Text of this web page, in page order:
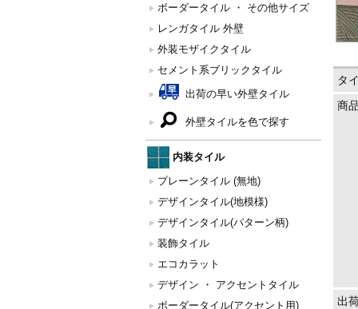
ボーダータイル ・ その他サイズ
レンガタイル 外壁
外装モザイクタイル
セメント系ブリックタイル
出荷の早い外壁タイル
外壁タイルを色で探す
内装タイル
プレーンタイル (無地)
デザインタイル(地模様)
デザインタイル(パターン柄)
装飾タイル
エコカラット
デザイン ・ アクセントタイル
ボーダータイル(アクセント用)
タ
商
出